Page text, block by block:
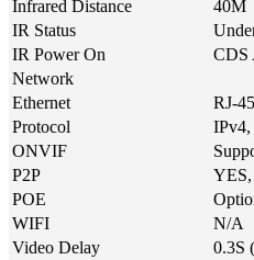
Infrared Distance
40M
IR Status
IR Power On
CDS
Network
Ethernet
RJ-
Protocol
IPv4,
ONVIF
P2P
YES,
POE
WIFI
N/A
Video Delay
0.3S